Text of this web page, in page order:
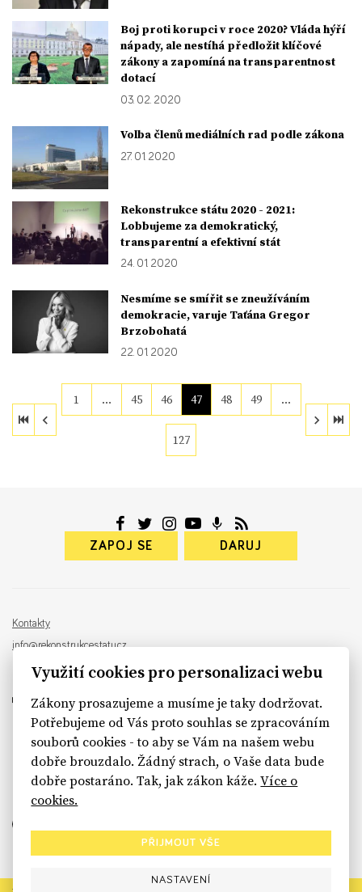
Boj proti korupci v roce 2020? Vláda hýří
nápady, ale nestíhá předložit klíčové
zákony a zapomíná na transparentnost
dotací
03. 02. 2020
Volba členů mediálních rad podle zákona
27. 01. 2020
Rekonstrukce státu 2020 - 2021:
Lobbujeme za demokratický,
transparentní a efektivní stát
24. 01. 2020
Nesmíme se smířit se zneužíváním
demokracie, varuje Taťána Gregor
Brzobohatá
22. 01. 2020
1 … 45 46 47 48 49 …
127
ZAPOJ SE DARUJ
Kontakty
info@rekonstrukcestatu.cz
Návrh a vývoj: Sinfin , ilustrace:
sinfin.digital
Využití cookies pro personalizaci webu
Zákony prosazujeme a musíme je taky dodržovat.
Potřebujeme od Vás proto souhlas se zpracováním
souborů cookies - to aby se Vám na našem webu
dobře brouzdalo. Žádný strach, o Vaše data bude
dobře postaráno. Tak, jak zákon káže.Více o
cookies.
PŘIJMOUT VŠE
NASTAVENÍ